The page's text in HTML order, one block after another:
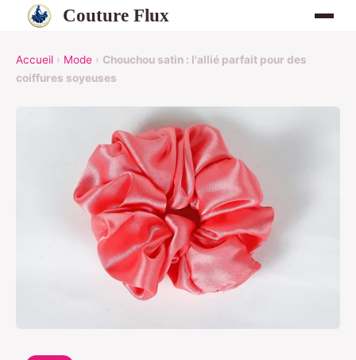
Couture Flux
Accueil › Mode › Chouchou satin : l'allié parfait pour des
coiffures soyeuses